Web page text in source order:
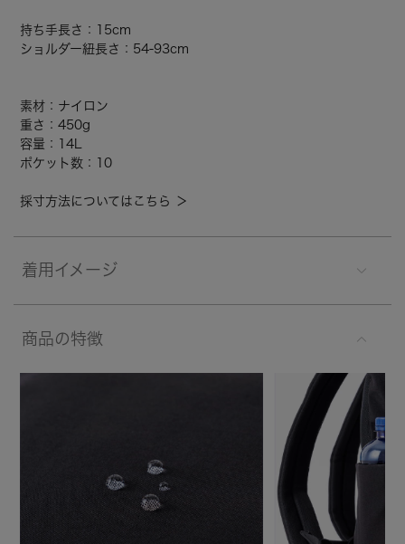
持ち手長さ：15cm
ショルダー紐長さ：54-93cm
素材：ナイロン
重さ：450g
容量：14L
ポケット数：10
採寸方法についてはこちら ＞
着用イメージ
商品の特徴